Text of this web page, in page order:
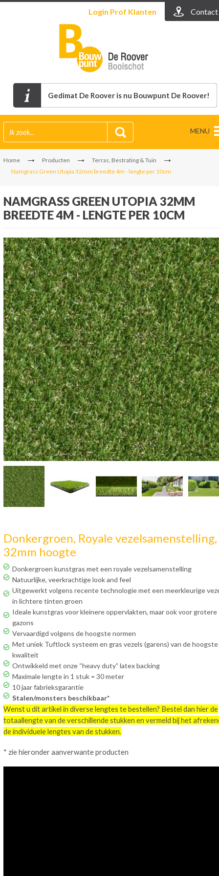
Login Prof Klanten Contact
Gedimat De Roover is nu Bouwpunt De Roover!
MENU
Home Producten
Terras, Bestrating & Tuin
Namgrass Green Utopia 32mm breedte 4m - lengte per 10cm
NAMGRASS GREEN UTOPIA 32MM
BREEDTE 4M - LENGTE PER 10CM
Donkergroen, Royale vezelsamenstelling,
32mm hoogte
Donkergroen kunstgras met een royale vezelsamenstelling
Natuurlijke, veerkrachtige look and feel
Uitgewerkt volgens recente technologie met een meerkleurige
in lichtere tinten groen
Ideale kunstgras voor kleinere oppervlakten, maar ook voor grotere
gazons
Vervaardigd volgens de hoogste normen
Met uniek Tuftlock systeem en gras vezels (garens) van de hoogste
kwaliteit
Ontwikkeld met onze “heavy duty” latex backing
Maximale lengte in 1 stuk = 30 meter
10 jaar fabrieksgarantie
Stalen/monsters beschikbaar*
Wenst u dit artikel in diverse lengtes te bestellen? Bestel dan hier de
totaallengte van de verschillende stukken en vermeld bij het
de individuele lengtes van de stukken.
* zie hieronder aanverwante producten